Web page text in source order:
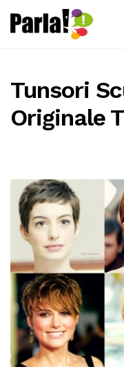
Tunsori
Originale